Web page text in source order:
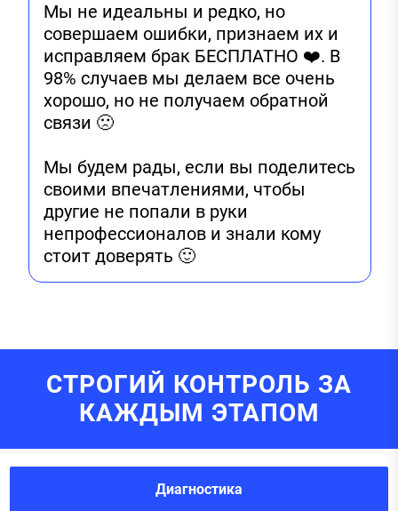
Мы не идеальны и редко, но
совершаем ошибки, признаем их и
исправляем брак БЕСПЛАТНО ❤️. В
98% случаев мы делаем все очень
хорошо, но не получаем обратной
связи 🙁
Мы будем рады, если вы поделитесь
своими впечатлениями, чтобы
другие не попали в руки
непрофессионалов и знали кому
стоит доверять 🙂
СТРОГИЙ КОНТРОЛЬ ЗА
КАЖДЫМ ЭТАПОМ
Диагностика